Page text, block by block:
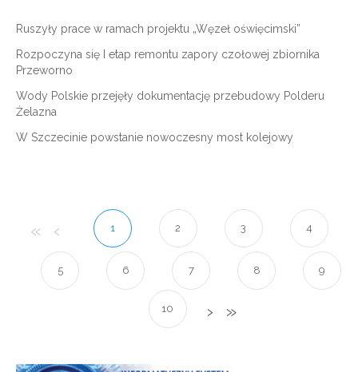
Ruszyły prace w ramach projektu „Węzeł oświęcimski”
Rozpoczyna się I etap remontu zapory czołowej zbiornika
Przeworno
Wody Polskie przejęły dokumentację przebudowy Polderu
Żelazna
W Szczecinie powstanie nowoczesny most kolejowy
1 2 3 4
5 6 7 8 9
10